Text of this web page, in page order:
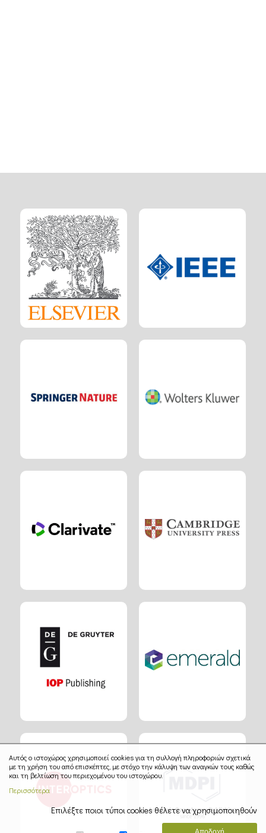
Αυτός ο ιστοχώρος χρησιμοποιεί cookies για τη συλλογή πληροφοριών σχετικά
με τη χρήση του από επισκέπτες, με στόχο την κάλυψη των αναγκών τους καθώς
και τη βελτίωση του περιεχομένου του ιστοχώρου.
Περισσότερα
Επιλέξτε ποιοι τύποι cookies θέλετε να χρησιμοποιηθούν